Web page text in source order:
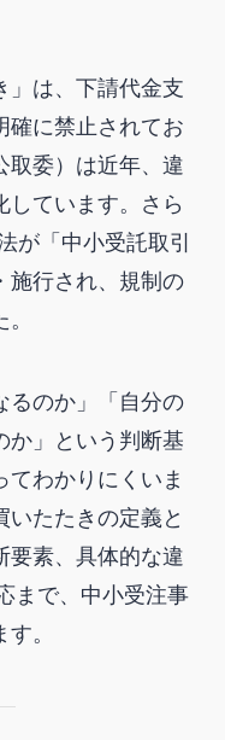
」は、下請代金支
確に禁止されてお
取委）は近年、違
しています。さら
が「中小受託取引
施行され、規制の
るのか」「自分の
か」という判断基
わかりにくいま
いたたきの定義と
要素、具体的な違
まで、中小受注事
。